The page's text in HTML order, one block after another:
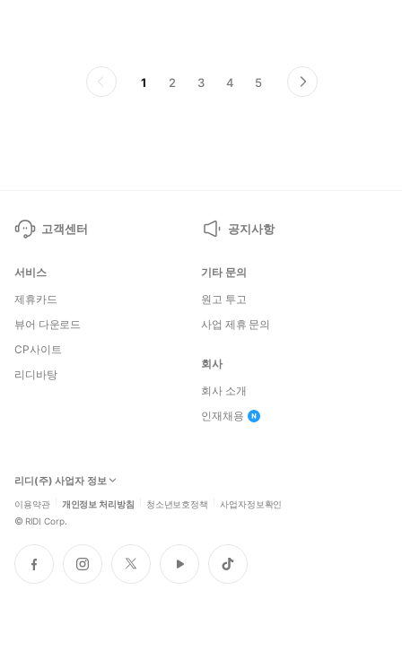
전
1 2 3 4 5
다
음
고객센터 공지사항
서비스
제휴카드
뷰어 다운로드
CP사이트
리디바탕
기타 문의
원고 투고
사업 제휴 문의
회사
회사 소개
인재채용
리디(주) 사업자 정보
이용약관 개인정보 처리방침 청소년보호정책 사업자정보확인
© RIDI Corp.
페
이
인
스
트
위
유
튜
틱
톡